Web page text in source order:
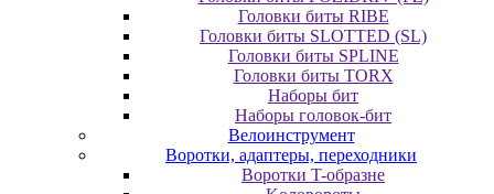
Головки биты RIBE
Головки биты SLOTTED (SL)
Головки биты SPLINE
Головки биты TORX
Наборы бит
Наборы головок-бит
Велоинструмент
Воротки, адаптеры, переходники
Bopoтки T-oбpaзне